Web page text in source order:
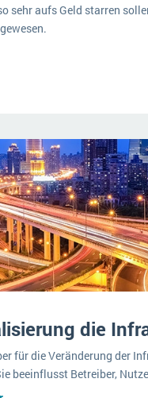
sehr aufs Geld starren
die
für die Veränderung der
beeinflusst Betreiber,